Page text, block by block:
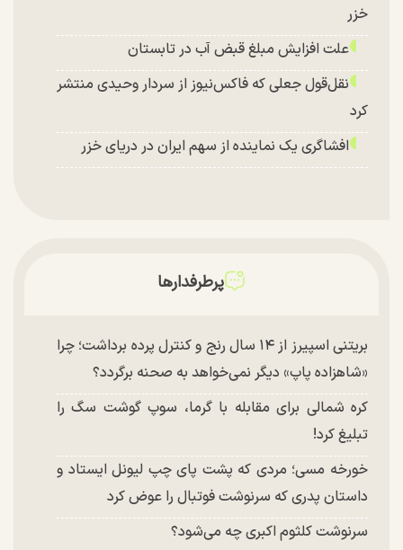
خزر
علت افزایش مبلغ قبض آب در تابستان
نقل‌قول جعلی که فاکس‌نیوز از سردار وحیدی منتشر
کرد
افشاگری یک نماینده از سهم ایران در دریای خزر
پرطرفدارها
بریتنی اسپیرز از ۱۴ سال رنج و کنترل پرده برداشت؛ چرا
«شاهزاده پاپ» دیگر نمی‌خواهد به صحنه برگردد؟
کره شمالی برای مقابله با گرما، سوپ گوشت سگ را
تبلیغ کرد!
خورخه مسی؛ مردی که پشت پای چپ لیونل ایستاد و
داستان پدری که سرنوشت فوتبال را عوض کرد
سرنوشت کلثوم اکبری چه می‌شود؟